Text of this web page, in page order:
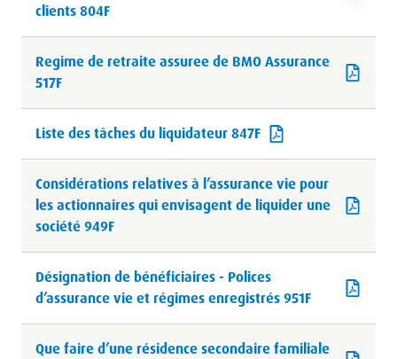
clients 804F
Regime de retraite assuree de BMO Assurance
517F
Liste des tâches du liquidateur 847F
Considérations relatives à l’assurance vie pour
les actionnaires qui envisagent de liquider une
société 949F
Désignation de bénéficiaires - Polices
d’assurance vie et régimes enregistrés 951F
Que faire d’une résidence secondaire familiale